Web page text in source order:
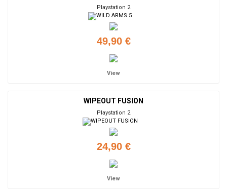
Playstation 2
49,90 €
View
WIPEOUT FUSION
Playstation 2
24,90 €
View